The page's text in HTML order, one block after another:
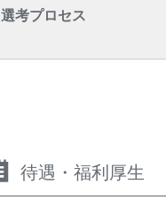
選考プロセス
待遇・福利厚生